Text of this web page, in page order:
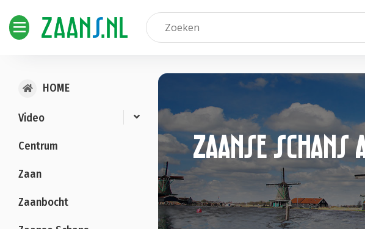
HOME
Video
Centrum
Zaan
Zaanbocht
Zaanse